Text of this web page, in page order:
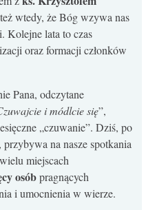
wtedy, że Bóg wzywa nas
Kolejne lata to czas
oraz formacji członków
Pana, odczytane
i módlcie się”,
„czuwanie”. Dziś, po
przybywa na nasze spotkania
miejscach
osóbpragnących
i umocnienia w wierze.